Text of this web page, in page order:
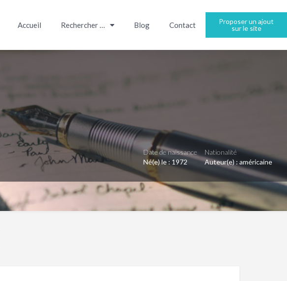
Accueil Rechercher … Blog Contact
Proposer un ajout
sur le site
Date de naissance
Né(e) le : 1972
Nationalité
Auteur(e) : américaine